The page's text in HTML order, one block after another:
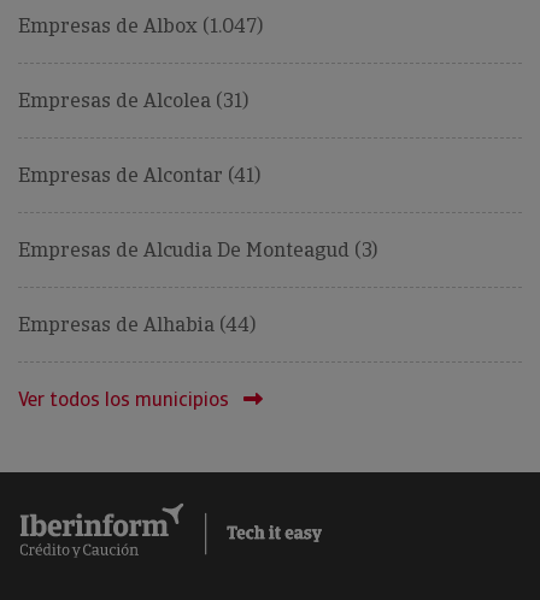
Empresas de Albox (1.047)
Empresas de Alcolea (31)
Empresas de Alcontar (41)
Empresas de Alcudia De Monteagud (3)
Empresas de Alhabia (44)
Ver todos los municipios